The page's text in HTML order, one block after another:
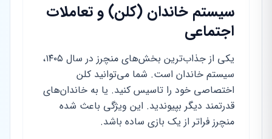
سیستم خاندان (کلن) و تعاملات
اجتماعی
یکی از جذاب‌ترین بخش‌های منچرز در سال ۱۴۰۵،
سیستم خاندان است. شما می‌توانید کلن
اختصاصی خود را تاسیس کنید. یا به خاندان‌های
قدرتمند دیگر بپیوندید. این ویژگی باعث شده
منچرز فراتر از یک بازی ساده باشد.